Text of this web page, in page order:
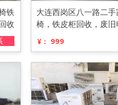
铁
收
大连西岗区八一路二
椅，铁皮柜回收，废
¥： 999